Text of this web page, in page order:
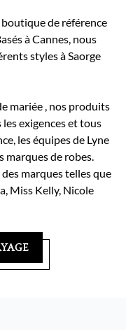
boutique de référence
à Cannes, nous
styles à Saorge
mariée , nos produits
exigences et tous
les équipes de Lyne
marques de robes.
marques telles que
Miss Kelly, Nicole